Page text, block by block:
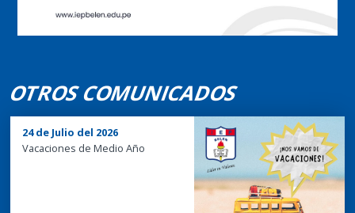
OTROS COMUNICADOS
24 de Julio del 2026
Vacaciones de Medio Año